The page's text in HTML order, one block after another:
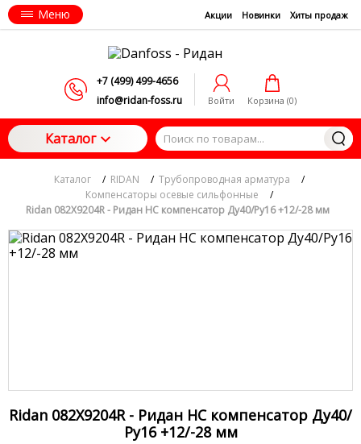
Меню Акции Новинки Хиты продаж
+7 (499) 499-4656
info@ridan-foss.ru
Войти Корзина (0)
Каталог
Каталог / RIDAN / Трубопроводная арматура
/
Компенсаторы осевые сильфонные
/
Ridan 082X9204R - Ридан НС компенсатор Ду40/Ру16 +12/-28 мм
Ridan 082X9204R - Ридан НС компенсатор Ду40/
Ру16 +12/-28 мм